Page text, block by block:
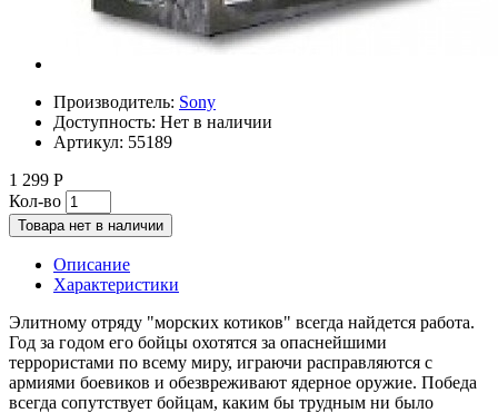
Производитель: Sony
Доступность: Нет в наличии
Артикул: 55189
1 299 Р
Кол-во
Товара нет в наличии
Описание
Характеристики
Элитному отряду "морских котиков" всегда найдется работа.
Год за годом его бойцы охотятся за опаснейшими
террористами по всему миру, играючи расправляются с
армиями боевиков и обезвреживают ядерное оружие. Победа
всегда сопутствует бойцам, каким бы трудным ни было